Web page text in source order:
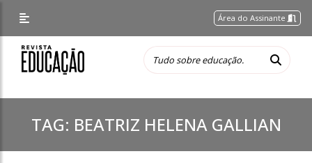
Área do Assinante
TAG: BEATRIZ HELENA GALLIAN